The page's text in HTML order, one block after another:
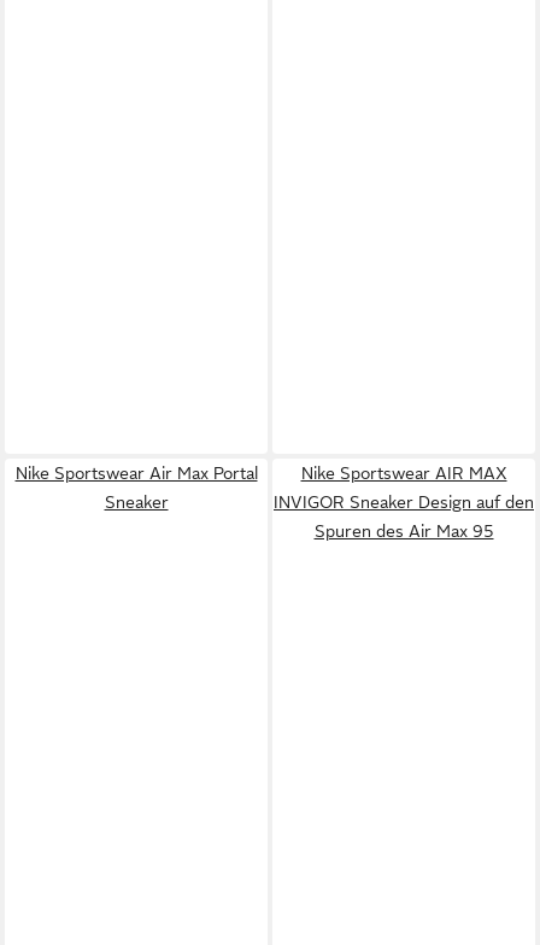
Nike Sportswear Air Max Portal
Sneaker
Nike Sportswear AIR MAX
INVIGOR Sneaker Design auf den
Spuren des Air Max 95